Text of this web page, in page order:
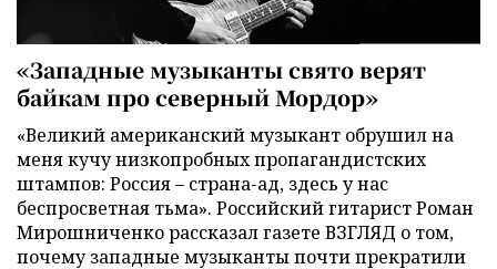
«Западные музыканты свято верят
байкам про северный Мордор»
«Великий американский музыкант обрушил на
меня кучу низкопробных пропагандистских
штампов: Россия – страна-ад, здесь у нас
беспросветная тьма». Российский гитарист Роман
Мирошниченко рассказал газете ВЗГЛЯД о том,
почему западные музыканты почти прекратили